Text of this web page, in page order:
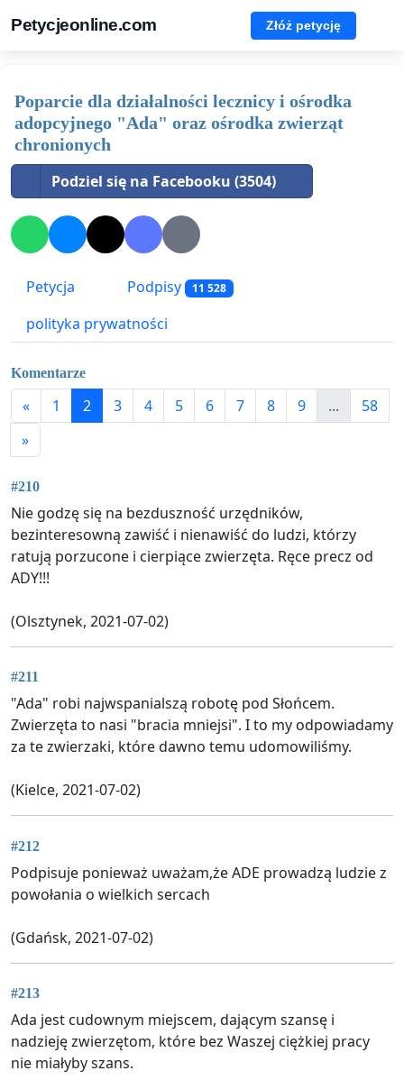
Petycjeonline.com Złóż petycję
Poparcie dla działalności lecznicy i ośrodka
adopcyjnego "Ada" oraz ośrodka zwierząt
chronionych
Podziel się na Facebooku (3504)
Petycja Podpisy 11 528
polityka prywatności
Komentarze
« 1 2 3 4 5 6 7 8 9 ...
58
»
#210
Nie godzę się na bezduszność urzędników,
bezinteresowną zawiść i nienawiść do ludzi, którzy
ratują porzucone i cierpiące zwierzęta. Ręce precz od
ADY!!!
(Olsztynek, 2021-07-02)
#211
"Ada" robi najwspanialszą robotę pod Słońcem.
Zwierzęta to nasi "bracia mniejsi". I to my odpowiadamy
za te zwierzaki, które dawno temu udomowiliśmy.
(Kielce, 2021-07-02)
#212
Podpisuje ponieważ uważam,że ADE prowadzą ludzie z
powołania o wielkich sercach
(Gdańsk, 2021-07-02)
#213
Ada jest cudownym miejscem, dającym szansę i
nadzieję zwierzętom, które bez Waszej ciężkiej pracy
nie miałyby szans.